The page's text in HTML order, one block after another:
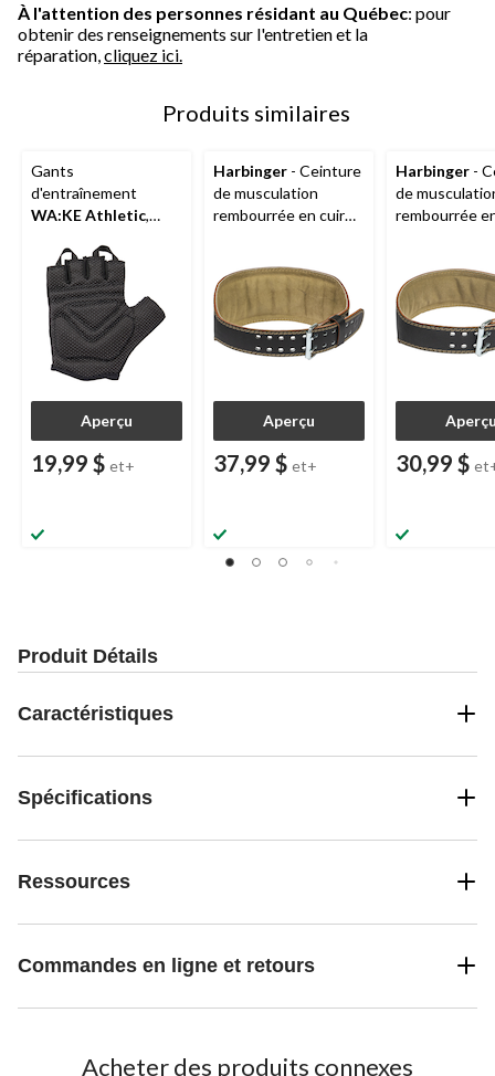
À l'attention des personnes résidant au Québec: pour
obtenir des renseignements sur l'entretien et la
réparation, cliquez ici.
Produits similaires
Gants
d'entraînement
WA:KE Athletic,
Aperçu
19,99 $ et+
Harbinger - Ceinture
de musculation
rembourrée en cuir
Aperçu
37,99 $ et+
Harbinger -
de
rembourrée
30,99 $
Produit Détails
Caractéristiques
Spécifications
Ressources
Commandes en ligne et retours
Acheter des produits connexes